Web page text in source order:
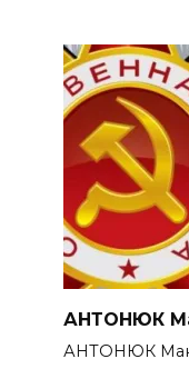
АНТОНЮК
АНТОНЮК